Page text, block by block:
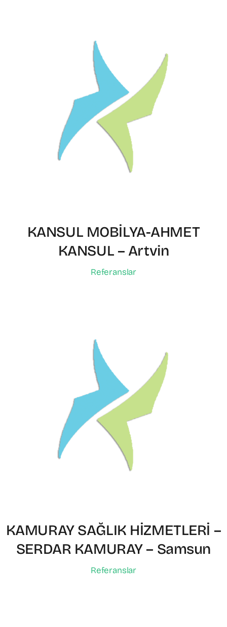
KANSUL MOBİLYA-AHMET
KANSUL – Artvin
Referanslar
KAMURAY SAĞLIK HİZMETLERİ –
SERDAR KAMURAY – Samsun
Referanslar